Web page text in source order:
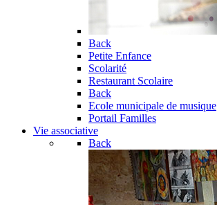
Back
Petite Enfance
Scolarité
Restaurant Scolaire
Back
Ecole municipale de musique
Portail Familles
Vie associative
Back